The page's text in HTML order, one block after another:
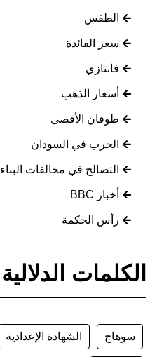
الطقس
سعر الفائدة
فانتازي
أسعار الذهب
طوفان الأقصى
الحرب في السودان
التصالح في مخالفات البناء
أخبار BBC
رأس الحكمة
الكلمات الدلالية
سوهاج الشهادة الإعدادية